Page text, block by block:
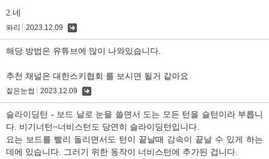
2.네
퐈리 2023.12.09
해당 방법은 유튜브에 많이 나와있습니다.
추천 채널은 대한스키협회 를 보시면 될거 같아요
짙은눈썹 2023.12.09
슬라이딩턴 - 보드 날로 눈을 쓸면서 도는 모든 턴을 슬턴이라 부릅니
다. 비기너턴~너비스턴도 당연히 슬라이딩턴입니다.
요는 보드를 빨리 돌리면서도 턴이 끝날때 감속이 끝날 수 있게 하는
데에 있습니다. 그러기 위한 동작이 너비스턴에 추가된 겁니다.